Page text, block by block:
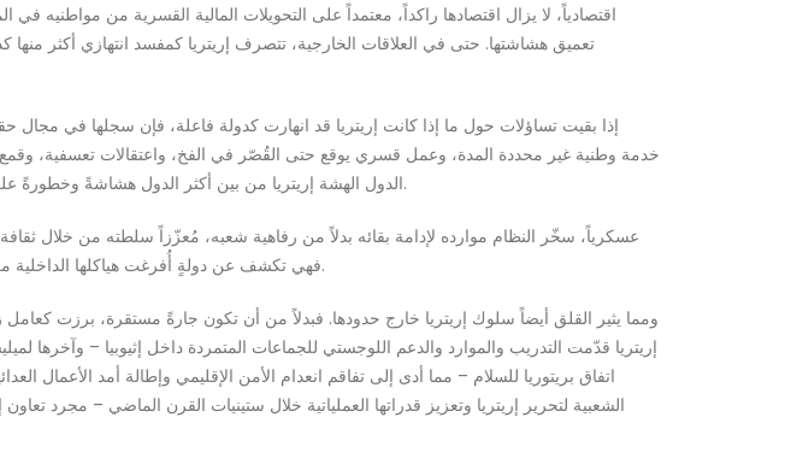
اقتصادياً، لا يزال اقتصادها راكداً، معتمداً على التحويلات المالية القسرية من مواطنيه
تعميق هشاشتها. حتى في العلاقات الخارجية، تتصرف إريتريا كمفسد انتهازي أكثر منها
إذا بقيت تساؤلات حول ما إذا كانت إريتريا قد انهارت كدولة فاعلة، فإن سجلها في
الدول الهشة إريتريا من بين أكثر الدول هشاشةً وخطورةً على مستوى العالم، وهو انعكاسٌ للثقل المشترك للقمع السياسي والركود الاقتصادي والانهيار المجتمعي.
عسكرياً، سخّر النظام موارده لإدامة بقائه بدلاً من رفاهية شعبه، مُعزّزاً سلطته من خلال
فهي تكشف عن دولةٍ أُفرغت هياكلها الداخلية من محتواها، ولا تستمد شرعيتها من الموافقة بل من الإكراه، وتغيب قدرتها الأساسية على الحكم فعلياً.
ومما يثير القلق أيضاً سلوك إريتريا خارج حدودها. فبدلاً من أن تكون جارةً مستقرة، برزت كعامل
إريتريا قدّمت التدريب والموارد والدعم اللوجستي للجماعات المتمردة داخل إثيوبيا –
اتفاق بريتوريا للسلام – مما أدى إلى تفاقم انعدام الأمن الإقليمي وإطالة أمد الأعمال
الشعبية لتحرير إريتريا وتعزيز قدراتها العملياتية خلال ستينيات القرن الماضي – مجرد